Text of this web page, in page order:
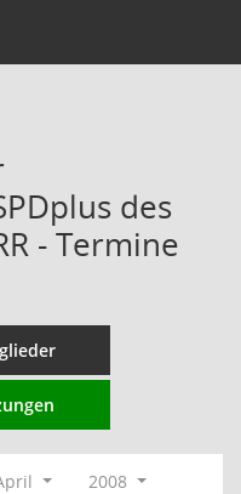
des
- Termine
2008